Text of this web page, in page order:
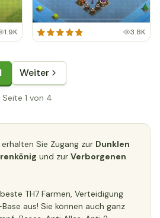
1.9K 3.8K
Weiter
Seite 1 von 4
erhalten Sie Zugang zur Dunklen
und zur Verborgenen
TH7 Farmen, Verteidigung
aus! Sie können auch ganz